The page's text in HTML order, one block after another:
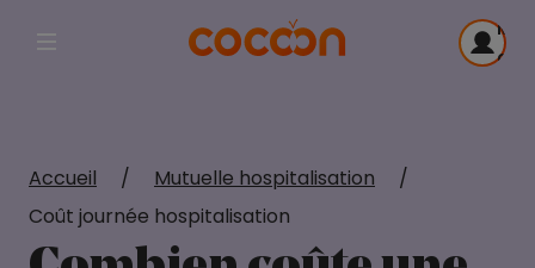
Afficher la navigation principale
Me
Accueil / Mutuelle hospitalisation
/
Coût journée hospitalisation